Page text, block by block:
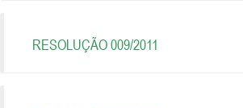
RESOLUÇÃO 009/2011